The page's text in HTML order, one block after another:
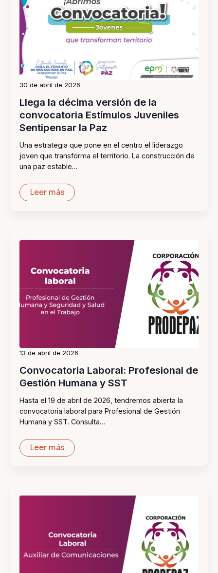
Llega la décima versión de la
convocatoria Estímulos Juveniles
Sentipensar la Paz
30 de abril de 2026
Una estrategia que pone en el centro el liderazgo
joven que transforma el territorio. La construcción de
una paz estable…
Leer más
Convocatoria Laboral: Profesional de
Gestión Humana y SST
13 de abril de 2026
Hasta el 19 de abril de 2026, tendremos abierta la
convocatoria laboral para Profesional de Gestión
Humana y SST. Consulta…
Leer más